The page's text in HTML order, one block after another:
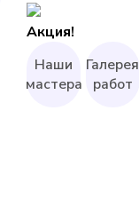
Акция!
Наши
мастера
Галерея
работ